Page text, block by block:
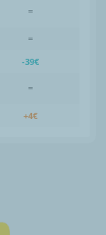
=
=
-39€
=
+4€